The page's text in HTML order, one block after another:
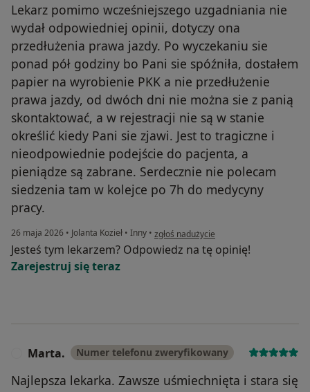
Lekarz pomimo wcześniejszego uzgadniania nie
wydał odpowiedniej opinii, dotyczy ona
przedłużenia prawa jazdy. Po wyczekaniu sie
ponad pół godziny bo Pani sie spóźniła, dostałem
papier na wyrobienie PKK a nie przedłużenie
prawa jazdy, od dwóch dni nie można sie z panią
skontaktować, a w rejestracji nie są w stanie
określić kiedy Pani sie zjawi. Jest to tragiczne i
nieodpowiednie podejście do pacjenta, a
pieniądze są zabrane. Serdecznie nie polecam
siedzenia tam w kolejce po 7h do medycyny
pracy.
26 maja 2026 • Jolanta Kozieł • Inny • w opinii użytkownika Filip
zgłoś nadużycie
Jesteś tym lekarzem? Odpowiedz na tę opinię!
Zarejestruj się teraz
Marta. Numer telefonu zweryfikowany
Najlepsza lekarka. Zawsze uśmiechnięta i stara się